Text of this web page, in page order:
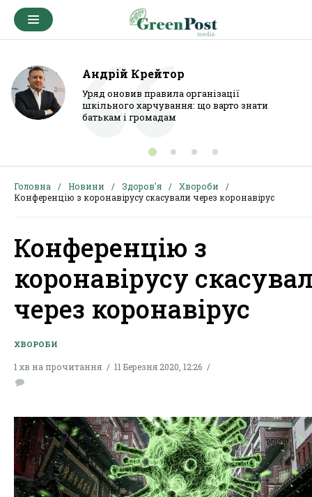
Андрій Крейтор
Уряд оновив правила організації
шкільного харчування: що варто знати
батькам і громадам
Головна Новини Здоров'я
Хвороби
Конференцію з коронавірусу скасували через коронавірус
Конференцію з
коронавірусу
через коронавірус
ХВОРОБИ
1 хв на прочитання 11 Березня 2020, 12:26